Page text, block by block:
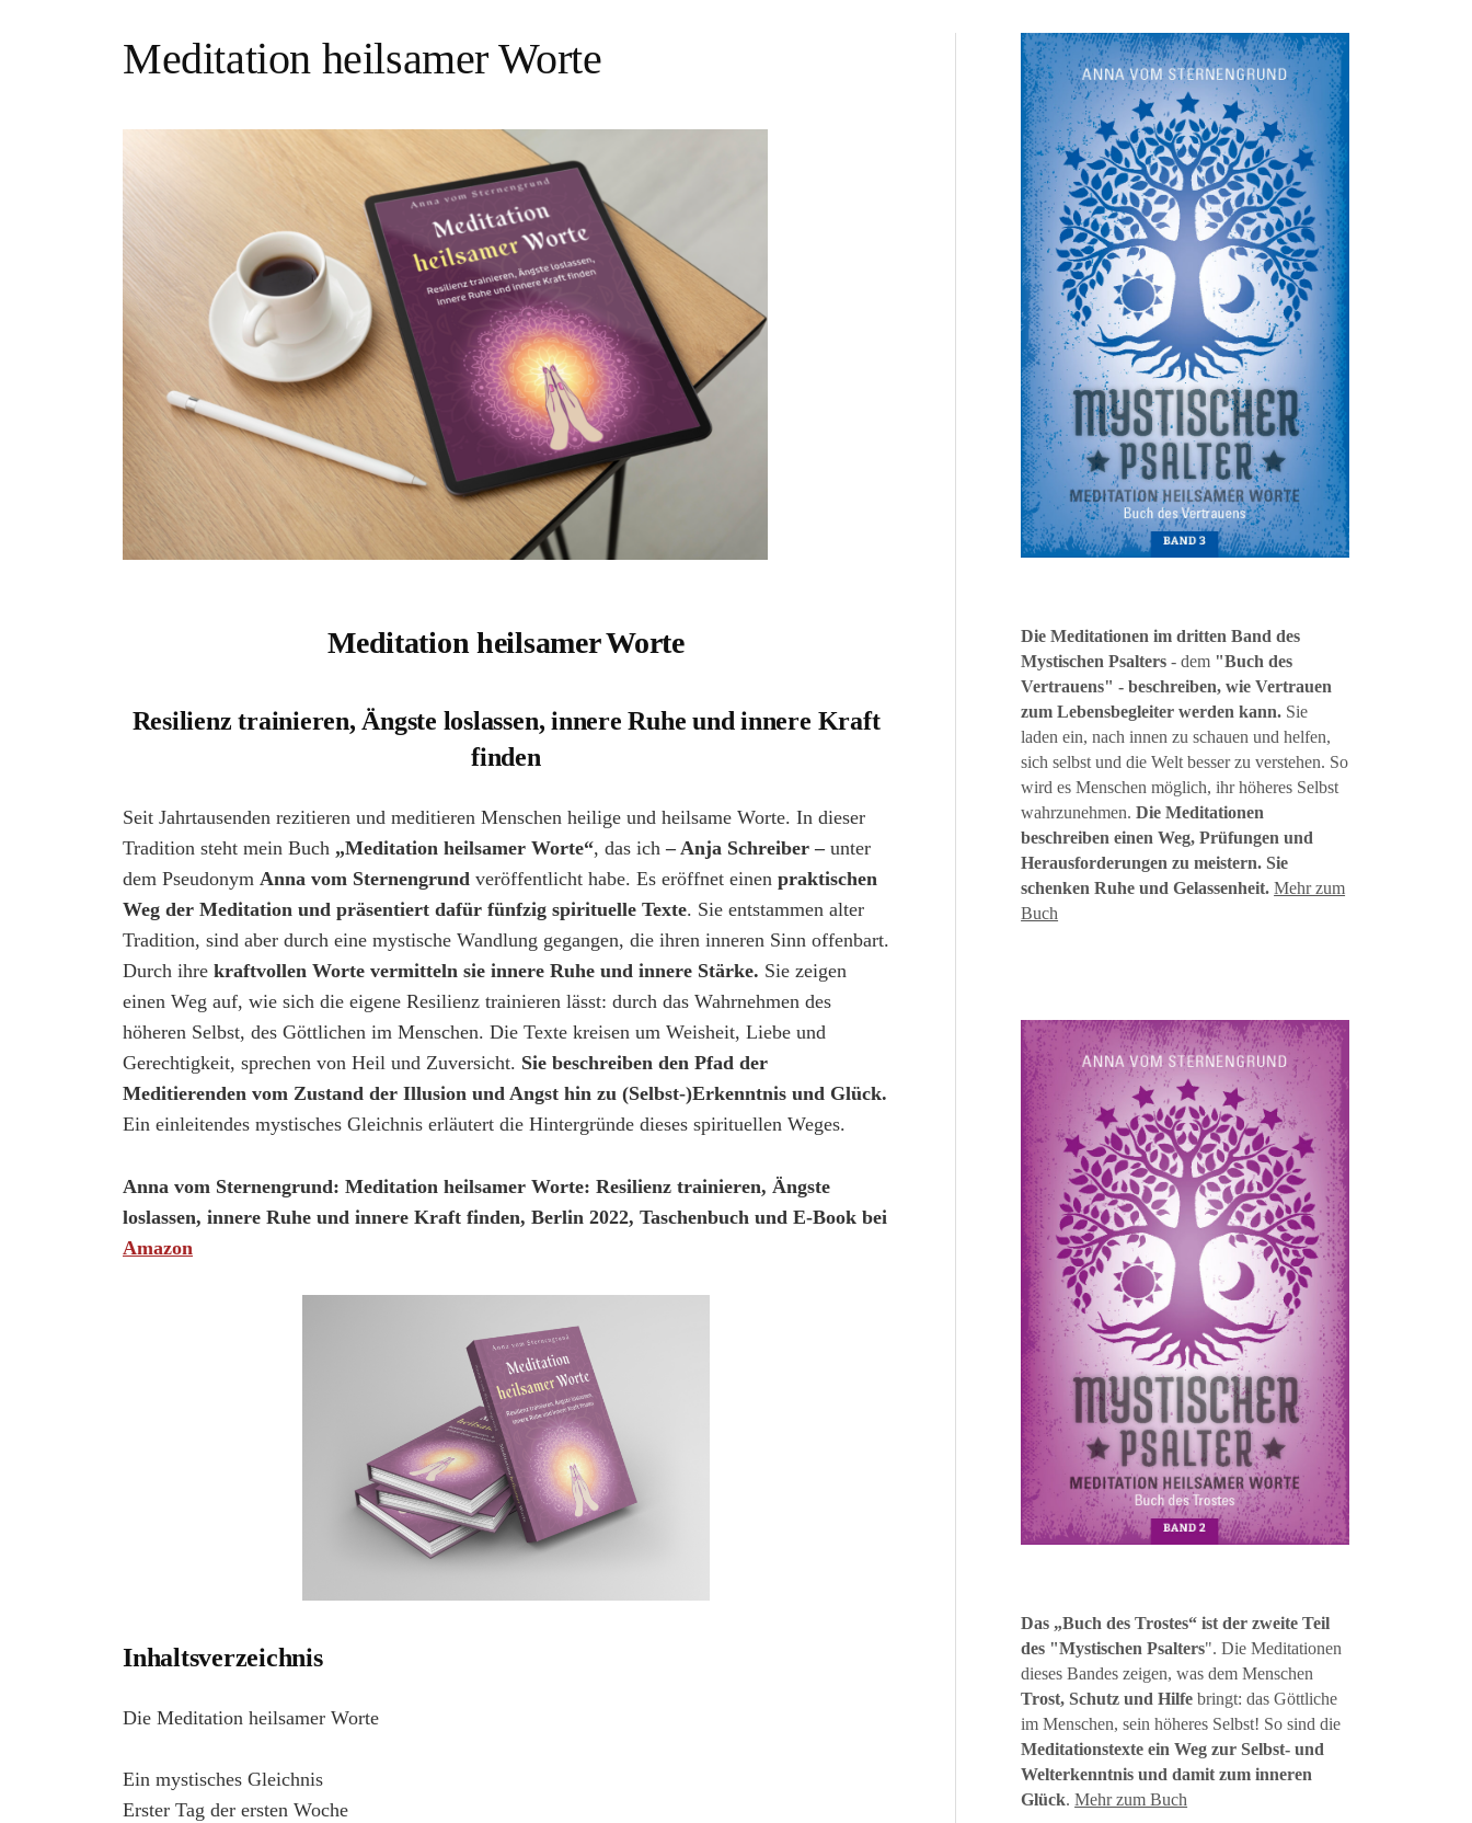
Meditation heilsamer Worte
Meditation heilsamer Worte
Resilienz trainieren, Ängste loslassen, innere Ruhe und innere Kraft
finden
Seit Jahrtausenden rezitieren und meditieren Menschen heilige und heilsame Worte. In dieser
Tradition steht mein Buch „Meditation heilsamer Worte“, das ich – Anja Schreiber – unter
dem Pseudonym Anna vom Sternengrund veröffentlicht habe. Es eröffnet einen praktischen
Weg der Meditation und präsentiert dafür fünfzig spirituelle Texte. Sie entstammen alter
Tradition, sind aber durch eine mystische Wandlung gegangen, die ihren inneren Sinn offenbart.
Durch ihre kraftvollen Worte vermitteln sie innere Ruhe und innere Stärke. Sie zeigen
einen Weg auf, wie sich die eigene Resilienz trainieren lässt: durch das Wahrnehmen des
höheren Selbst, des Göttlichen im Menschen. Die Texte kreisen um Weisheit, Liebe und
Gerechtigkeit, sprechen von Heil und Zuversicht. Sie beschreiben den Pfad der
Meditierenden vom Zustand der Illusion und Angst hin zu (Selbst-)Erkenntnis und Glück.
Ein einleitendes mystisches Gleichnis erläutert die Hintergründe dieses spirituellen Weges.
Anna vom Sternengrund: Meditation heilsamer Worte: Resilienz trainieren, Ängste
loslassen, innere Ruhe und innere Kraft finden, Berlin 2022, Taschenbuch und E-Book bei
Amazon
Inhaltsverzeichnis
Die Meditation heilsamer Worte
Ein mystisches Gleichnis
Erster Tag der ersten Woche
Die Meditationen im dritten Band des
Mystischen Psalters - dem "Buch des
Vertrauens" - beschreiben, wie Vertrauen
zum Lebensbegleiter werden kann. Sie
laden ein, nach innen zu schauen und helfen,
sich selbst und die Welt besser zu verstehen. So
wird es Menschen möglich, ihr höheres Selbst
wahrzunehmen.Die Meditationen
beschreiben einen Weg, Prüfungen und
Herausforderungen zu meistern. Sie
schenken Ruhe und Gelassenheit. Mehr zum
Buch
Das „Buch des Trostes“ ist der zweite Teil
des "Mystischen Psalters". Die Meditationen
dieses Bandes zeigen, was dem Menschen
Trost, Schutz und Hilfebringt: das Göttliche
im Menschen, sein höheres Selbst! So sind die
Meditationstexte ein Weg zur Selbst- und
Welterkenntnis und damit zum inneren
Glück.Mehr zum Buch